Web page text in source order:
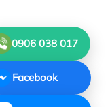
0906 038 017
Facebook